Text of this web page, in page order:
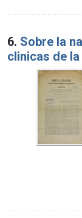
6. Sobre la
clinicas de